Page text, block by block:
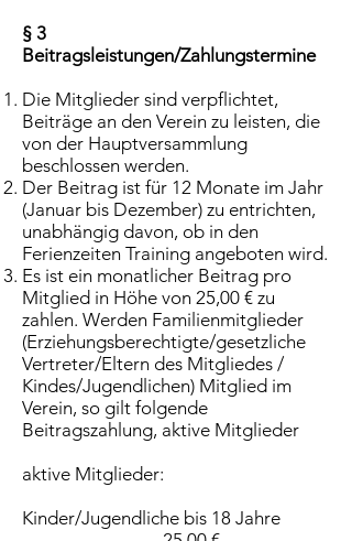
§ 3
Beitragsleistungen/Zahlungstermine
Die Mitglieder sind verpflichtet,
Beiträge an den Verein zu leisten, die
von der Hauptversammlung
beschlossen werden.
Der Beitrag ist für 12 Monate im Jahr
(Januar bis Dezember) zu entrichten,
unabhängig davon, ob in den
Ferienzeiten Training angeboten wird.
Es ist ein monatlicher Beitrag pro
Mitglied in Höhe von 25,00 € zu
zahlen. Werden Familienmitglieder
(Erziehungsberechtigte/gesetzliche
Vertreter/Eltern des Mitgliedes /
Kindes/Jugendlichen) Mitglied im
Verein, so gilt folgende
Beitragszahlung, aktive Mitglieder
aktive Mitglieder:
Kinder/Jugendliche bis 18 Jahre